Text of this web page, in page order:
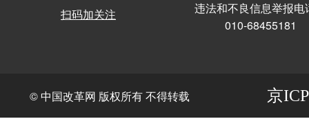
扫码加关注
违法和不良信息举报电
010-68455181
© 中国改革网 版权所有 不得转载 京